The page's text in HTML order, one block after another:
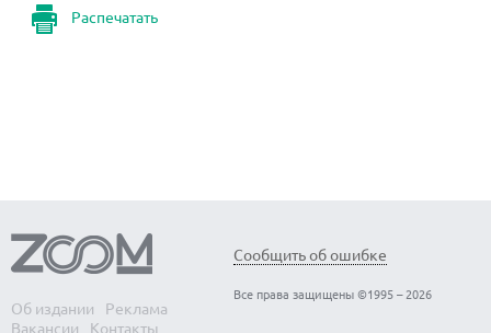
Распечатать
Об издании
Реклама
Вакансии
Контакты
Сообщить об ошибке
Все права защищены ©1995 – 2026